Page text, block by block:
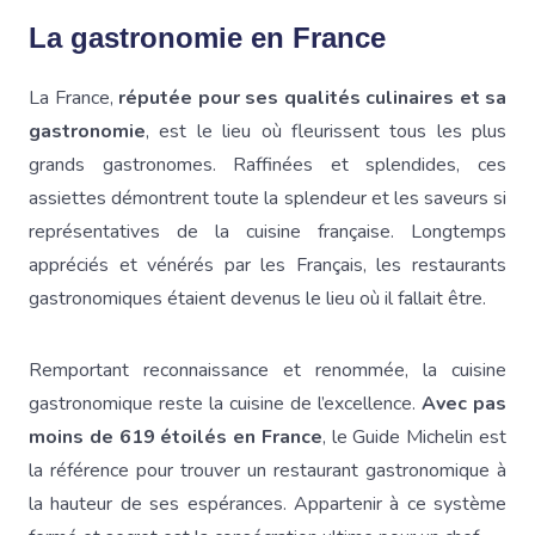
La gastronomie en France
La France, réputée pour ses qualités culinaires et sa
gastronomie, est le lieu où fleurissent tous les plus
grands gastronomes. Raffinées et splendides, ces
assiettes démontrent toute la splendeur et les saveurs si
représentatives de la cuisine française. Longtemps
appréciés et vénérés par les Français, les restaurants
gastronomiques étaient devenus le lieu où il fallait être.
Remportant reconnaissance et renommée, la cuisine
gastronomique reste la cuisine de l’excellence. Avec pas
moins de 619 étoilés en France, le Guide Michelin est
la référence pour trouver un restaurant gastronomique à
la hauteur de ses espérances. Appartenir à ce système